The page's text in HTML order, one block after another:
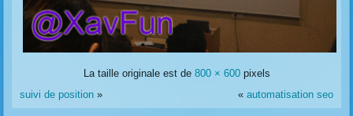
La taille originale est de 800 × 600pixels
suivi de position » « automatisation seo